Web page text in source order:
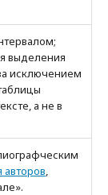
выделения
исключением
а не в
авторов,